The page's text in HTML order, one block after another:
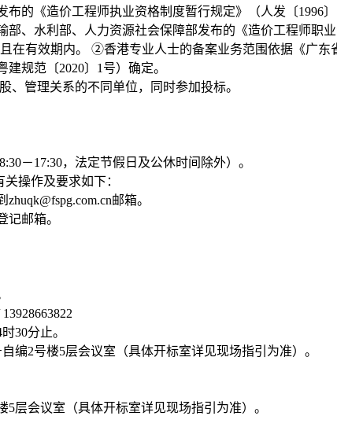
的《造价工程师执业资格制度暂行规定》（人发〔1996
、水利部、人力资源社会保障部发布的《造价工程师职
在有效期内。 ②香港专业人士的备案业务范围依据《广
建规范〔2020〕1号）确定。
管理关系的不同单位，同时参加投标。
－17:30，法定节假日及公休时间除外）。
操作及要求如下：
邮箱。
邮箱。
30分止。
编2号楼5层会议室（具体开标室详见现场指引为准）。
层会议室（具体开标室详见现场指引为准）。